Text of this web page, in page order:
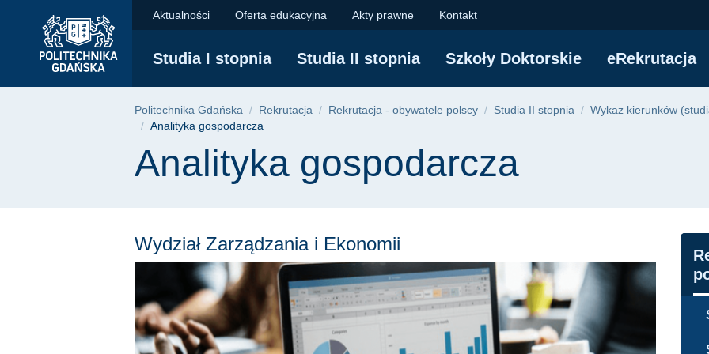
głównego
wyszukiwarki
Kierunek: Analityka Gospodarcza (II
Aktualności Oferta edukacyjna Akty prawne Kontakt
Studia I stopnia Studia II stopnia Szkoły Doktorskie eRekrutacja
Ścieżka nawigacyjna
Politechnika Gdańska Rekrutacja Rekrutacja - obywatele polscy Studia II stopnia
Wykaz kierunków
Analityka gospodarcza
Treść strony
Analityka gospodarcza
Wydział Zarządzania i Ekonomii